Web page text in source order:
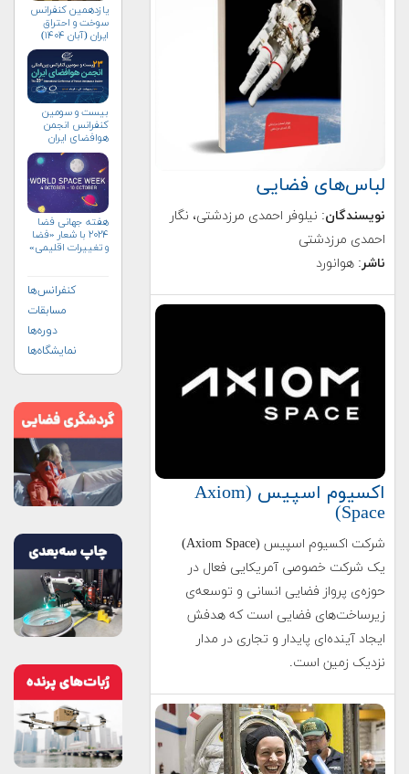
لباس‌های فضایی
نویسندگان: نیلوفر احمدی مرزدشتی، نگار
احمدی مرزدشتی
ناشر: هوانورد
اکسیوم اسپیس (Axiom
Space)
شرکت اکسیوم اسپیس (Axiom Space)
یک شرکت خصوصی آمریکایی فعال در
حوزه‌ی پرواز فضایی انسانی و توسعه‌ی
زیرساخت‌های فضایی است که هدفش
ایجاد آینده‌ای پایدار و تجاری در مدار
نزدیک زمین است.
یازدهمین کنفرانس
سوخت و احتراق
ایران (آبان‌ ۱۴۰۴)
بیست و سومین
کنفرانس انجمن
هوافضای ايران
هفته جهانی فضا
۲۰۲۴ با شعار «فضا
و تغییرات اقلیمی»
کنفرانس‌ها
مسابقات
دوره‌ها
نمایشگاه‌ها